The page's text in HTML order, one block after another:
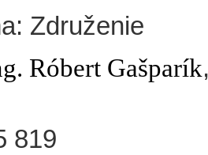
Združenie
Róbert Gašparík
819